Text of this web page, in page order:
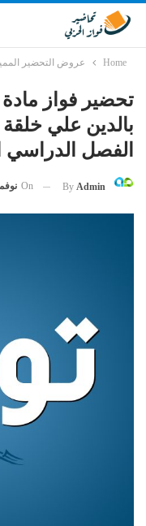
Home عروض التحضير
تحضير فواز
بالدين علي
الفصل الدراسي
By Admin
On نوفمبر